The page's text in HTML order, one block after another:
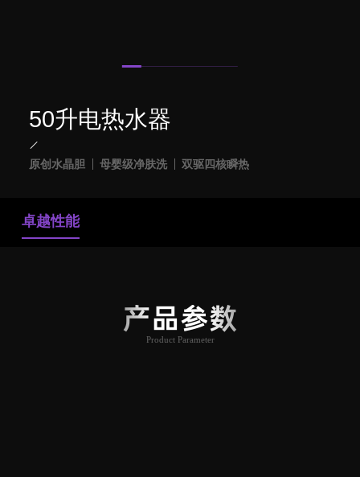
50升电热水器
原创水晶胆 母婴级净肤洗 双驱四核瞬热
卓越性能
产品参数
Product Parameter